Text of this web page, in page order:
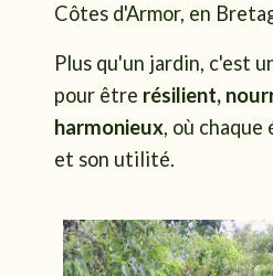
Côtes d'Armor, en
Plus qu'un jardin, c'est
pour être résilient,
harmonieux, où chaque
et son utilité.